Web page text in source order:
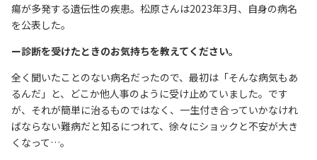
瘍が多発する遺伝性の疾患。松原さんは2023年3月、自身の病名
を公表した。
ー診断を受けたときのお気持ちを教えてください。
全く聞いたことのない病名だったので、最初は「そんな病気もあ
るんだ」と、どこか他人事のように受け止めていました。です
が、それが簡単に治るものではなく、一生付き合っていかなけれ
ばならない難病だと知るにつれて、徐々にショックと不安が大き
くなって…。